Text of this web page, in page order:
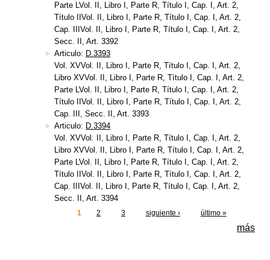
Parte LVol. II, Libro I, Parte R, Título I, Cap. I, Art. 2,
Título IIVol. II, Libro I, Parte R, Título I, Cap. I, Art. 2,
Cap. IIIVol. II, Libro I, Parte R, Título I, Cap. I, Art. 2,
Secc. II, Art. 3392
Articulo: D.3393
Vol. XVVol. II, Libro I, Parte R, Título I, Cap. I, Art. 2,
Libro XVVol. II, Libro I, Parte R, Título I, Cap. I, Art. 2,
Parte LVol. II, Libro I, Parte R, Título I, Cap. I, Art. 2,
Título IIVol. II, Libro I, Parte R, Título I, Cap. I, Art. 2,
Cap. III, Secc. II, Art. 3393
Articulo: D.3394
Vol. XVVol. II, Libro I, Parte R, Título I, Cap. I, Art. 2,
Libro XVVol. II, Libro I, Parte R, Título I, Cap. I, Art. 2,
Parte LVol. II, Libro I, Parte R, Título I, Cap. I, Art. 2,
Título IIVol. II, Libro I, Parte R, Título I, Cap. I, Art. 2,
Cap. IIIVol. II, Libro I, Parte R, Título I, Cap. I, Art. 2,
Secc. II, Art. 3394
1 2 3 siguiente › último »
más